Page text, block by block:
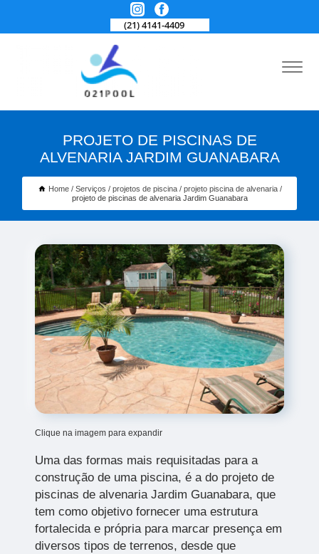
(21) 4141-4409
PROJETO DE PISCINAS DE
ALVENARIA JARDIM GUANABARA
Home Serviços projetos de piscina
projeto piscina de alvenaria
projeto de piscinas de alvenaria Jardim Guanabara
Clique na imagem para expandir
Uma das formas mais requisitadas para a
construção de uma piscina, é a do projeto de
piscinas de alvenaria Jardim Guanabara, que
tem como objetivo fornecer uma estrutura
fortalecida e própria para marcar presença em
diversos tipos de terrenos, desde que